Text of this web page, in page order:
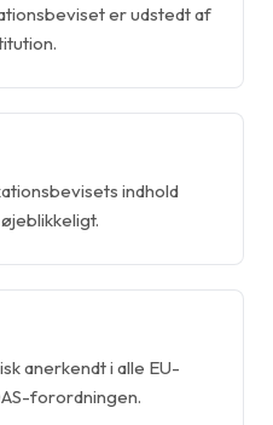
er udstedt af
indhold
anerkendt i alle EU-
forordningen.